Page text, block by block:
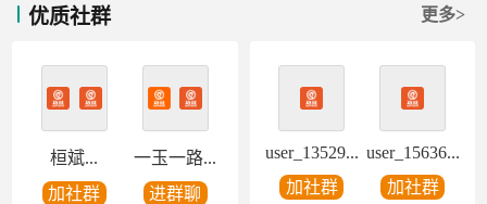
优质社群 更多>
桓斌...
加社群
一玉一路...
进群聊
user_13529...
加社群
user_15636...
加社群